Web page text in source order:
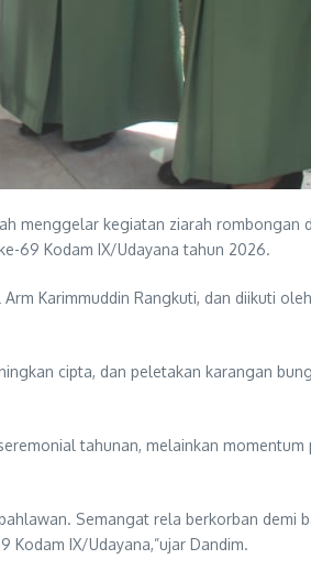
menggelar kegiatan ziarah rombongan
69 Kodam IX/Udayana tahun 2026.
Karimmuddin Rangkuti, dan diikuti
cipta, dan peletakan karangan
tahunan, melainkan
Semangat rela berkorban demi
IX/Udayana,”ujar Dandim.